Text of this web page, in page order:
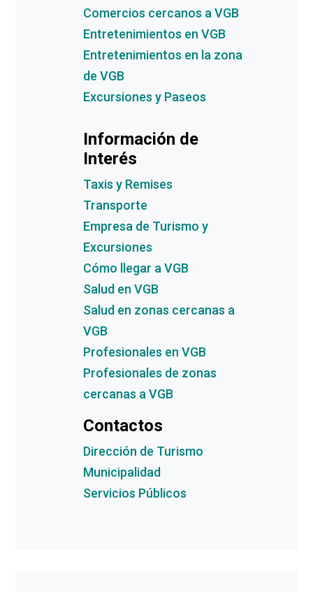
Comercios cercanos a VGB
Entretenimientos en VGB
Entretenimientos en la zona
de VGB
Excursiones y Paseos
Información de
Interés
Taxis y Remises
Transporte
Empresa de Turismo y
Excursiones
Cómo llegar a VGB
Salud en VGB
Salud en zonas cercanas a
VGB
Profesionales en VGB
Profesionales de zonas
cercanas a VGB
Contactos
Dirección de Turismo
Municipalidad
Servicios Públicos